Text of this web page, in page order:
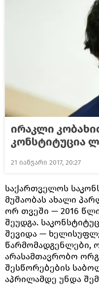
ირაკლი
კონსტიტუცია
21 იანვარი 2017, 20:27
საქართველოს
მუშაობას ახალი
ორ თვეში — 2016
შეუდგა.
შევიდა —
წარმომადგენლები,
არასამთავრობო
შესწორებების
აპრილამდე უნდა